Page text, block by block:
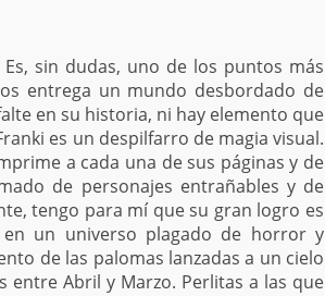
sin dudas, uno de los puntos más
entrega un mundo desbordado de
en su historia, ni hay elemento que
es un despilfarro de magia visual.
a cada una de sus páginas y de
de personajes entrañables y de
tengo para mí que su gran logro es
un universo plagado de horror y
de las palomas lanzadas a un cielo
entre Abril y Marzo. Perlitas a las que